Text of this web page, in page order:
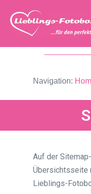
Navigation:
Auf der
Übersichtsseite
Lieblings-